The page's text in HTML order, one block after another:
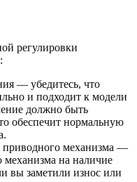
регулировки
— убедитесь, что
и подходит к модели
должно быть
обеспечит нормальную
приводного механизма —
механизма на наличие
вы заметили износ или